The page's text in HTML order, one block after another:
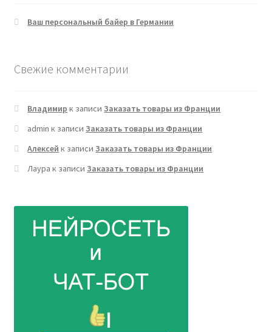
Ваш персональный байер в Германии
Свежие комментарии
Владимир к записиЗаказать товары из Франции
admin к записиЗаказать товары из Франции
Алексей к записиЗаказать товары из Франции
Лаура к записиЗаказать товары из Франции